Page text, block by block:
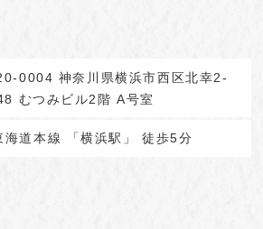
0004 神奈川県横浜市西区北幸2-
むつみビル2階 A号室
海道本線 「横浜駅」 徒歩5分